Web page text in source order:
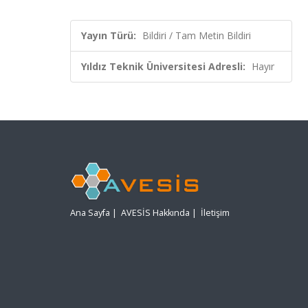
Yayın Türü: Bildiri / Tam Metin Bildiri
Yıldız Teknik Üniversitesi Adresli: Hayır
Ana Sayfa | AVESİS Hakkında | İletişim